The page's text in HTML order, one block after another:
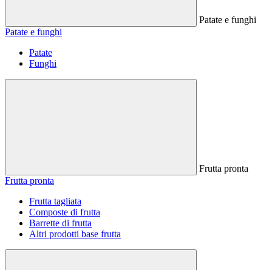
Patate e funghi
Patate e funghi
Patate
Funghi
Frutta pronta
Frutta pronta
Frutta tagliata
Composte di frutta
Barrette di frutta
Altri prodotti base frutta